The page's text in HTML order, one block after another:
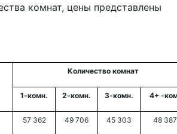
комнат, цены представлены
Количество комнат
1-комн. 2-комн. 3-комн. 4+ -
57 362 49 706 45 303 48